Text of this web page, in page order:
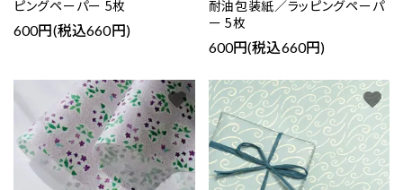
ピングペーパー 5枚
600円(税込660円)
耐油包装紙／ラッピングペーパ
ー 5枚
600円(税込660円)
favorite favorite